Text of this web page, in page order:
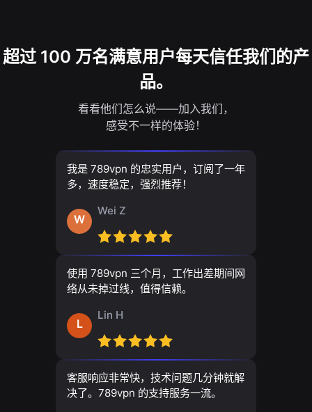
超过 100 万名满意用户每天信任我们的产
品。
看看他们怎么说——加入我们，
感受不一样的体验！
我是 789vpn 的忠实用户，订阅了一年
多，速度稳定，强烈推荐！
W
Wei Z
使用 789vpn 三个月，工作出差期间网
络从未掉过线，值得信赖。
L
Lin H
客服响应非常快，技术问题几分钟就解
决了。789vpn 的支持服务一流。